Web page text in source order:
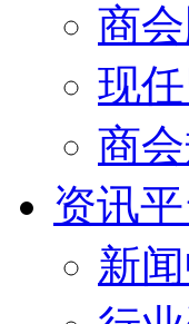
商
现
商
资讯
新